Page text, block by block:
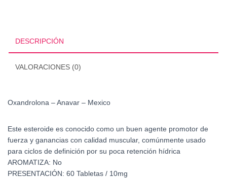
DESCRIPCIÓN
VALORACIONES (0)
Oxandrolona – Anavar – Mexico
Este esteroide es conocido como un buen agente promotor de
fuerza y ganancias con calidad muscular, comúnmente usado
para ciclos de definición por su poca retención hídrica
AROMATIZA: No
PRESENTACIÓN: 60 Tabletas / 10mg